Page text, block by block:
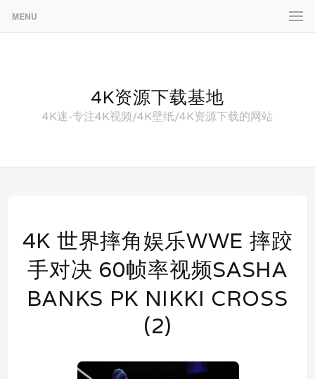
MENU
4K资源下载基地
4K迷-专注4K视频/4K壁纸/4K资源下载的网站
4K 世界摔角娱乐WWE 摔跤
手对决 60帧率视频SASHA
BANKS PK NIKKI CROSS
(2)